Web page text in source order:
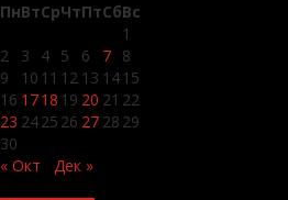
ПнВтСрЧтПтСбВс
1
2
3 4 5 6 7 8
9
10 11 12 13 14 15
16 1718 19 20 21 22
23 2425 26 27 28 29
30
« Окт
Дек »